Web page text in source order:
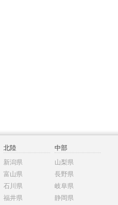
北陸
新潟県
富山県
石川県
福井県
中部
山梨県
長野県
岐阜県
静岡県